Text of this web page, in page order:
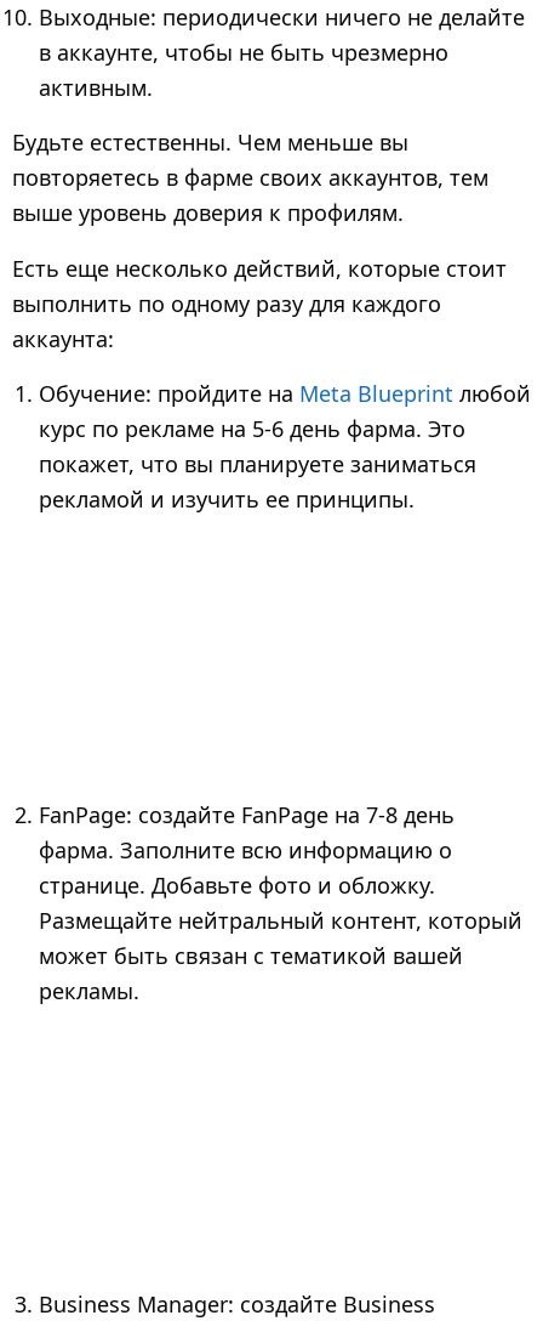
Выходные: периодически ничего не делайте
в аккаунте, чтобы не быть чрезмерно
активным.
Будьте естественны. Чем меньше вы
повторяетесь в фарме своих аккаунтов, тем
выше уровень доверия к профилям.
Есть еще несколько действий, которые стоит
выполнить по одному разу для каждого
аккаунта:
Обучение: пройдите на Meta Blueprint любой
курс по рекламе на 5-6 день фарма. Это
покажет, что вы планируете заниматься
рекламой и изучить ее принципы.
FanPage: создайте FanPage на 7-8 день
фарма. Заполните всю информацию о
странице. Добавьте фото и обложку.
Размещайте нейтральный контент, который
может быть связан с тематикой вашей
рекламы.
Business Manager: создайте Business